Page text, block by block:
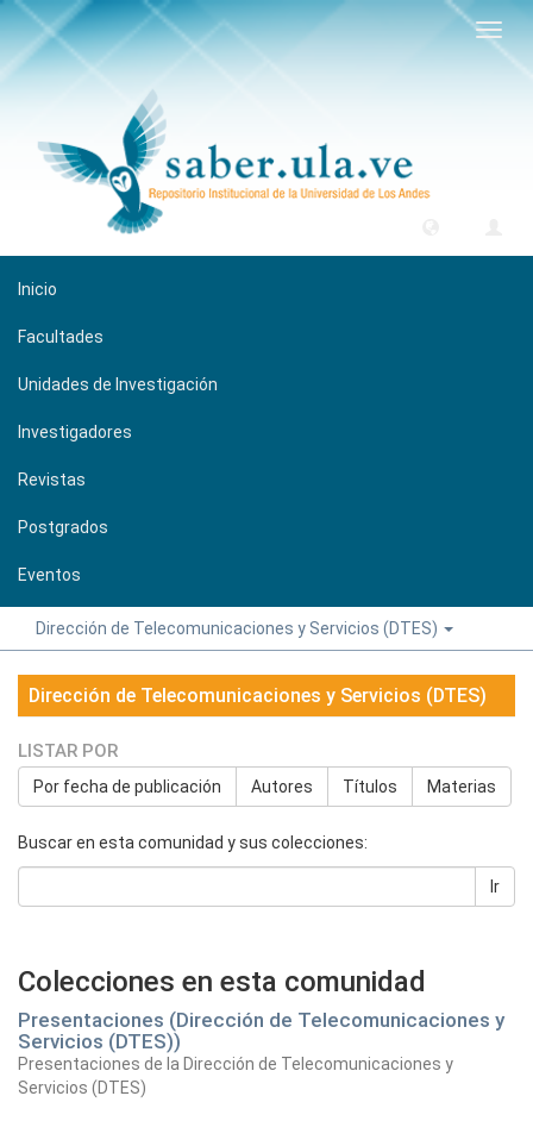
Inicio
Facultades
Unidades de Investigación
Investigadores
Revistas
Postgrados
Eventos
Dirección de Telecomunicaciones y Servicios (DTES)
Dirección de Telecomunicaciones y Servicios (DTES)
LISTAR POR
Por fecha de publicación Autores Títulos Materias
Buscar en esta comunidad y sus colecciones:
Ir
Colecciones en esta comunidad
Presentaciones (Dirección de Telecomunicaciones y
Servicios (DTES))
Presentaciones de la Dirección de Telecomunicaciones y
Servicios (DTES)